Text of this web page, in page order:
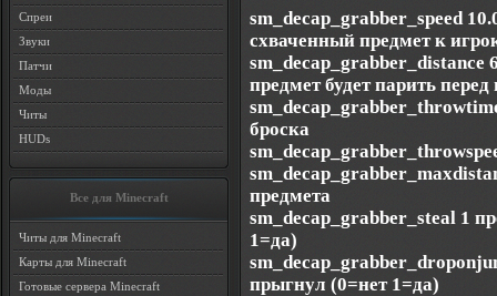
Спреи
Звуки
Патчи
Моды
Читы
HUDs
Все для Minecraft
Читы для Minecraft
Карты для Minecraft
Готовые сервера Minecraft
sm_decap_grabber_speed
схваченный предмет к
sm_decap_grabber_distance
предмет будет парить
броска
предмета
sm_decap_grabber_steal 1
1=да)
прыгнул (0=нет 1=да)